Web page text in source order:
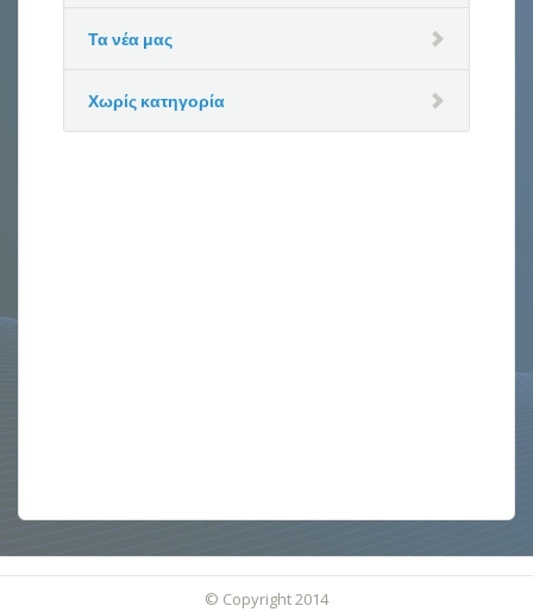
Τα νέα μας
Χωρίς κατηγορία
© Copyright 2014